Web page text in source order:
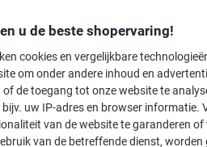
Kies merk, reeks en model
IR Advance C
u de beste shopervaring!
cookies en vergelijkbare
om onder andere inhoud en
of de toegang tot onze website te
bijv. uw IP-adres en browser informatie.
van de website te garanderen
van de betreffende dienst,